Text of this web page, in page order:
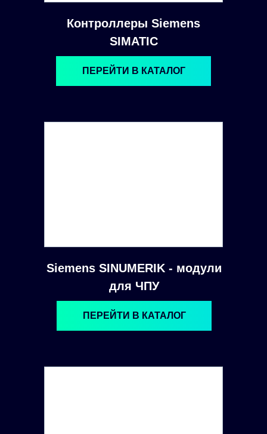
Контроллеры Siemens
SIMATIC
Siemens SINUMERIK - модули
для ЧПУ
ПЕРЕЙТИ В КАТАЛОГ
ПЕРЕЙТИ В КАТАЛОГ